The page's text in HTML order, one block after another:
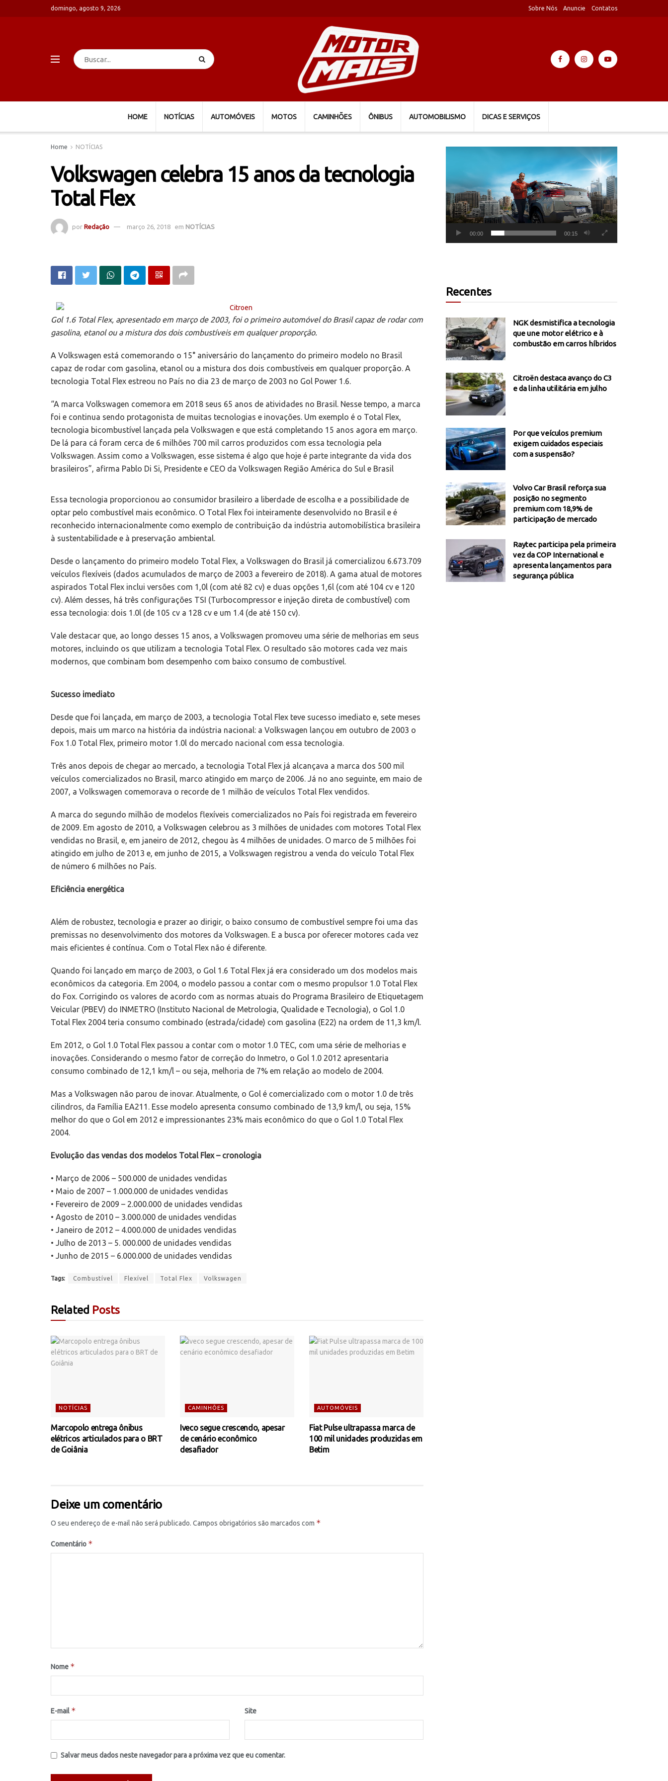
domingo, agosto 9, 2026 Sobre Nós Anuncie Contatos
HOME NOTÍCIAS AUTOMÓVEIS MOTOS CAMINHÕES ÔNIBUS AUTOMOBILISMO DICAS E SERVIÇOS
Home NOTÍCIAS
Volkswagen celebra 15 anos da tecnologia
Total Flex
por Redação março 26, 2018 em NOTÍCIAS
Gol 1.6 Total Flex, apresentado em março de 2003, foi o primeiro automóvel do Brasil capaz de rodar com
gasolina, etanol ou a mistura dos dois combustíveis em qualquer proporção.
A Volkswagen está comemorando o 15° aniversário do lançamento do primeiro modelo no Brasil
capaz de rodar com gasolina, etanol ou a mistura dos dois combustíveis em qualquer proporção. A
tecnologia Total Flex estreou no País no dia 23 de março de 2003 no Gol Power 1.6.
“A marca Volkswagen comemora em 2018 seus 65 anos de atividades no Brasil. Nesse tempo, a marca
foi e continua sendo protagonista de muitas tecnologias e inovações. Um exemplo é o Total Flex,
tecnologia bicombustível lançada pela Volkswagen e que está completando 15 anos agora em março.
De lá para cá foram cerca de 6 milhões 700 mil carros produzidos com essa tecnologia pela
Volkswagen. Assim como a Volkswagen, esse sistema é algo que hoje é parte integrante da vida dos
brasileiros”, afirma Pablo Di Si, Presidente e CEO da Volkswagen Região América do Sul e Brasil
Essa tecnologia proporcionou ao consumidor brasileiro a liberdade de escolha e a possibilidade de
optar pelo combustível mais econômico. O Total Flex foi inteiramente desenvolvido no Brasil e é
reconhecido internacionalmente como exemplo de contribuição da indústria automobilística brasileira
à sustentabilidade e à preservação ambiental.
Desde o lançamento do primeiro modelo Total Flex, a Volkswagen do Brasil já comercializou 6.673.709
veículos flexíveis (dados acumulados de março de 2003 a fevereiro de 2018). A gama atual de motores
aspirados Total Flex inclui versões com 1,0l (com até 82 cv) e duas opções 1,6l (com até 104 cv e 120
cv). Além desses, há três configurações TSI (Turbocompressor e injeção direta de combustível) com
essa tecnologia: dois 1.0l (de 105 cv a 128 cv e um 1.4 (de até 150 cv).
Vale destacar que, ao longo desses 15 anos, a Volkswagen promoveu uma série de melhorias em seus
motores, incluindo os que utilizam a tecnologia Total Flex. O resultado são motores cada vez mais
modernos, que combinam bom desempenho com baixo consumo de combustível.
Sucesso imediato
Desde que foi lançada, em março de 2003, a tecnologia Total Flex teve sucesso imediato e, sete meses
depois, mais um marco na história da indústria nacional: a Volkswagen lançou em outubro de 2003 o
Fox 1.0 Total Flex, primeiro motor 1.0l do mercado nacional com essa tecnologia.
Três anos depois de chegar ao mercado, a tecnologia Total Flex já alcançava a marca dos 500 mil
veículos comercializados no Brasil, marco atingido em março de 2006. Já no ano seguinte, em maio de
2007, a Volkswagen comemorava o recorde de 1 milhão de veículos Total Flex vendidos.
A marca do segundo milhão de modelos flexíveis comercializados no País foi registrada em fevereiro
de 2009. Em agosto de 2010, a Volkswagen celebrou as 3 milhões de unidades com motores Total Flex
vendidas no Brasil, e, em janeiro de 2012, chegou às 4 milhões de unidades. O marco de 5 milhões foi
atingido em julho de 2013 e, em junho de 2015, a Volkswagen registrou a venda do veículo Total Flex
de número 6 milhões no País.
Eficiência energética
Além de robustez, tecnologia e prazer ao dirigir, o baixo consumo de combustível sempre foi uma das
premissas no desenvolvimento dos motores da Volkswagen. E a busca por oferecer motores cada vez
mais eficientes é contínua. Com o Total Flex não é diferente.
Quando foi lançado em março de 2003, o Gol 1.6 Total Flex já era considerado um dos modelos mais
econômicos da categoria. Em 2004, o modelo passou a contar com o mesmo propulsor 1.0 Total Flex
do Fox. Corrigindo os valores de acordo com as normas atuais do Programa Brasileiro de Etiquetagem
Veicular (PBEV) do INMETRO (Instituto Nacional de Metrologia, Qualidade e Tecnologia), o Gol 1.0
Total Flex 2004 teria consumo combinado (estrada/cidade) com gasolina (E22) na ordem de 11,3 km/l.
Em 2012, o Gol 1.0 Total Flex passou a contar com o motor 1.0 TEC, com uma série de melhorias e
inovações. Considerando o mesmo fator de correção do Inmetro, o Gol 1.0 2012 apresentaria
consumo combinado de 12,1 km/l – ou seja, melhoria de 7% em relação ao modelo de 2004.
Mas a Volkswagen não parou de inovar. Atualmente, o Gol é comercializado com o motor 1.0 de três
cilindros, da Família EA211. Esse modelo apresenta consumo combinado de 13,9 km/l, ou seja, 15%
melhor do que o Gol em 2012 e impressionantes 23% mais econômico do que o Gol 1.0 Total Flex
2004.
Evolução das vendas dos modelos Total Flex – cronologia
• Março de 2006 – 500.000 de unidades vendidas
• Maio de 2007 – 1.000.000 de unidades vendidas
• Fevereiro de 2009 – 2.000.000 de unidades vendidas
• Agosto de 2010 – 3.000.000 de unidades vendidas
• Janeiro de 2012 – 4.000.000 de unidades vendidas
• Julho de 2013 – 5. 000.000 de unidades vendidas
• Junho de 2015 – 6.000.000 de unidades vendidas
Tags: Combustível Flexível Total Flex Volkswagen
Related Posts
NOTÍCIAS
Marcopolo entrega ônibus
elétricos articulados para o BRT
de Goiânia
CAMINHÕES
Iveco segue crescendo, apesar
de cenário econômico
desafiador
AUTOMÓVEIS
Fiat Pulse ultrapassa marca de
100 mil unidades produzidas em
Betim
Deixe um comentário
O seu endereço de e-mail não será publicado. Campos obrigatórios são marcados com *
Comentário *
Nome *
E-mail * Site
Salvar meus dados neste navegador para a próxima vez que eu comentar.
00:00 00:15
Recentes
NGK desmistifica a tecnologia
que une motor elétrico e à
combustão em carros híbridos
Citroën destaca avanço do C3
e da linha utilitária em julho
Por que veículos premium
exigem cuidados especiais
com a suspensão?
Volvo Car Brasil reforça sua
posição no segmento
premium com 18,9% de
participação de mercado
Raytec participa pela primeira
vez da COP International e
apresenta lançamentos para
segurança pública